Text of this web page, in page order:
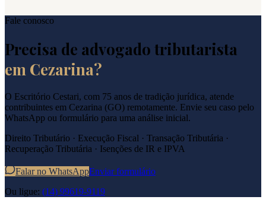
Fale conosco
Precisa de advogado tributarista
em Cezarina?
O Escritório Cestari, com 75 anos de tradição jurídica, atende
contribuintes em Cezarina (GO) remotamente. Envie seu caso pelo
WhatsApp ou formulário para uma análise inicial.
Direito Tributário · Execução Fiscal · Transação Tributária ·
Recuperação Tributária · Isenções de IR e IPVA
Falar no WhatsAppEnviar formulário
Ou ligue: (14) 99619-9119